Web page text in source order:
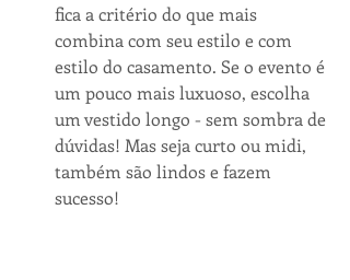
fica a critério do que mais
combina com seu estilo e com
estilo do casamento. Se o evento é
um pouco mais luxuoso, escolha
um vestido longo - sem sombra de
dúvidas! Mas seja curto ou midi,
também são lindos e fazem
sucesso!